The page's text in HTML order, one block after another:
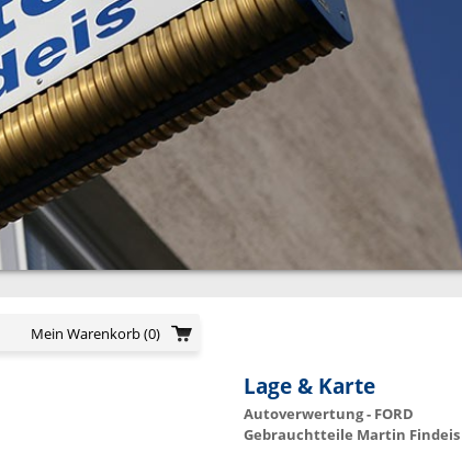
Lage & Karte
Autoverwertung - FORD
Gebrauchtteile Martin Findeis
Mein Warenkorb(0)